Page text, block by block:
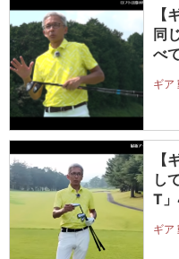
同
べ
ギア
【
し
T」
ギア